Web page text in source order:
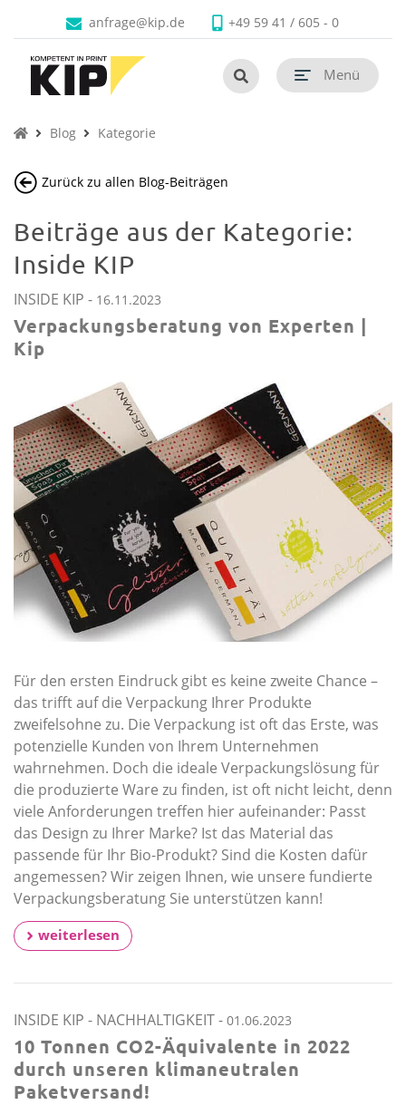
öffnen
öffnen
öffnen
öffnen
öffnen
Untermenü schließen
Faltschachteln
Untermenü
Untermenü
Untermenü schließen
Produkte
Untermenü
Untermenü schließen
Branchen
Untermenü schließen
Unternehmen
Untermenü schließen
Kontaktanfrage@kip.de +49 59 41 / 605 - 0
Menü
Blog Kategorie
Zurück zu allen Blog-Beiträgen
Beiträge aus der Kategorie:
Inside KIP
INSIDE KIP - 16.11.2023
Verpackungsberatung von Experten |
Kip
Für den ersten Eindruck gibt es keine zweite Chance –
das trifft auf die Verpackung Ihrer Produkte
zweifelsohne zu. Die Verpackung ist oft das Erste, was
potenzielle Kunden von Ihrem Unternehmen
wahrnehmen. Doch die ideale Verpackungslösung für
die produzierte Ware zu finden, ist oft nicht leicht, denn
viele Anforderungen treffen hier aufeinander: Passt
das Design zu Ihrer Marke? Ist das Material das
passende für Ihr Bio-Produkt? Sind die Kosten dafür
angemessen? Wir zeigen Ihnen, wie unsere fundierte
Verpackungsberatung Sie unterstützen kann!
weiterlesen
INSIDE KIP - NACHHALTIGKEIT- 01.06.2023
10 Tonnen CO2-Äquivalente in 2022
durch unseren klimaneutralen
Paketversand!